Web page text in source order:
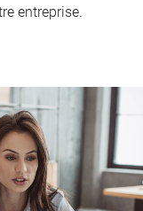
entreprise.